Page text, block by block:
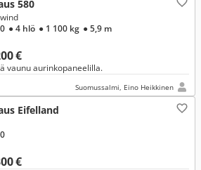
580
€
● 4 hlö ● 1 100 kg ● 5,9 m
vaunu aurinkopaneelilla.
Suomussalmi, Eino Heikkinen
Eifelland
€